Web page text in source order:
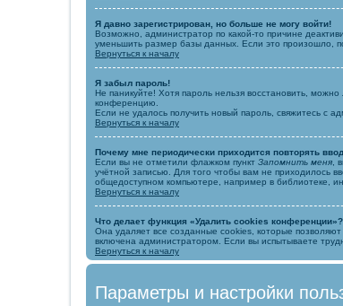
Я давно зарегистрирован, но больше не могу войти!
Возможно, администратор по какой-то причине
уменьшить размер базы данных. Если это произошло,
Вернуться к началу
Я забыл пароль!
Не паникуйте! Хотя пароль нельзя восстановить,
конференцию.
Если не удалось получить новый пароль, свяжитесь с
Вернуться к началу
Почему мне периодически приходится повторять
Если вы не отметили флажком пункт Запомнить меня ,
учётной записью. Для того чтобы вам не приходилось
общедоступном компьютере, например в библиотеке,
Вернуться к началу
Что делает функция «Удалить cookies конференции»?
Она удаляет все созданные cookies, которые
включена администратором. Если вы испытываете
Вернуться к началу
Параметры и настройки